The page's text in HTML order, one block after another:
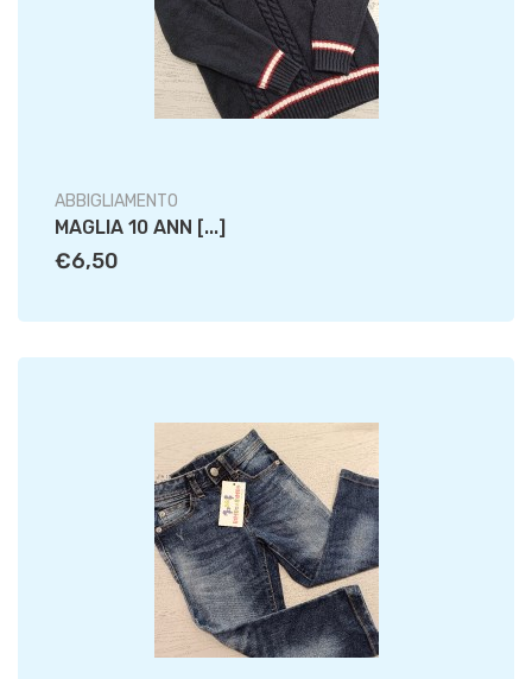
ABBIGLIAMENTO
MAGLIA 10 ANN [...]
€6,50